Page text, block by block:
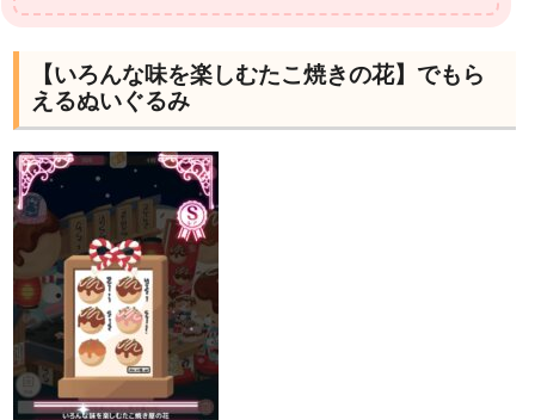
【いろんな味を楽しむたこ焼きの花】でもら
えるぬいぐるみ